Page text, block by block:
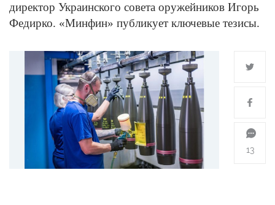
директор Украинского совета оружейников Игорь
Федирко. «Минфин» публикует ключевые тезисы.
13